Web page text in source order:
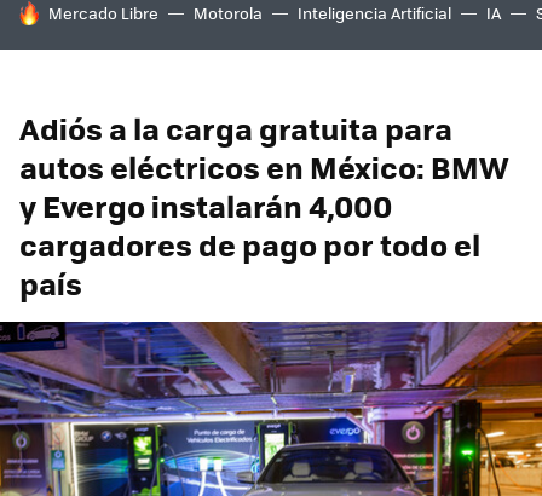
HOY SE HABLA DE
Mercado Libre Motorola Inteligencia Artificial IA
Adiós a la carga gratuita para
autos eléctricos en México: BMW
y Evergo instalarán 4,000
cargadores de pago por todo el
país